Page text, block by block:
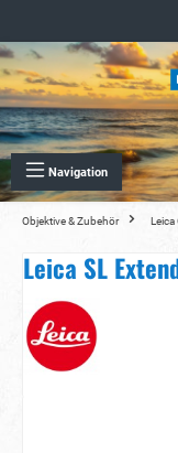
Navigation
Objektive & Zubehör Leica
Leica SL